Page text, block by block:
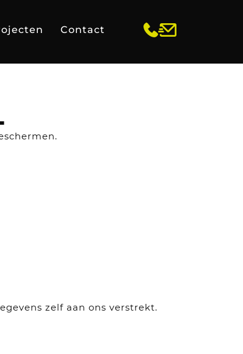
Contact
zelf aan ons verstrekt.